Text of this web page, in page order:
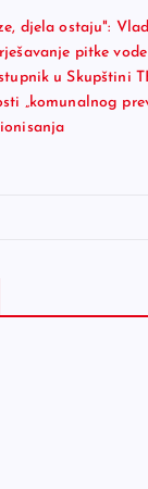
djela ostaju":
pitke
u Skupštini
„komunalnog